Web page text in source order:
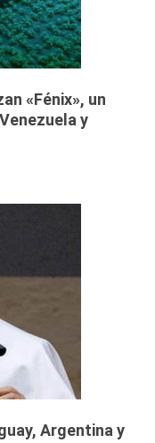
«Fénix», un
y
Argentina y